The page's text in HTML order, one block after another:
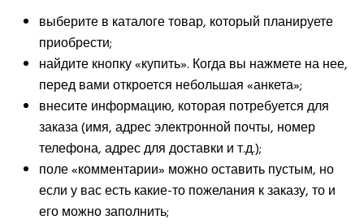
выберите в каталоге товар, который планируете
приобрести;
найдите кнопку «купить». Когда вы нажмете на нее,
перед вами откроется небольшая «анкета»;
внесите информацию, которая потребуется для
заказа (имя, адрес электронной почты, номер
телефона, адрес для доставки и т.д.);
поле «комментарии» можно оставить пустым, но
если у вас есть какие-то пожелания к заказу, то и
его можно заполнить;